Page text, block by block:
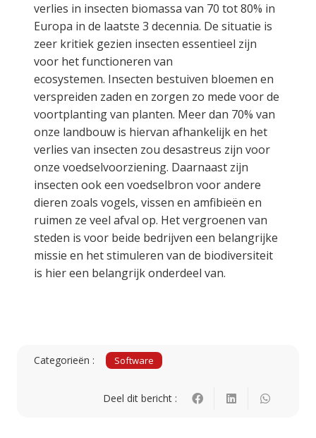
verlies in insecten biomassa van 70 tot 80% in
Europa in de laatste 3 decennia. De situatie is
zeer kritiek gezien insecten essentieel zijn
voor het functioneren van
ecosystemen. Insecten bestuiven bloemen en
verspreiden zaden en zorgen zo mede voor de
voortplanting van planten. Meer dan 70% van
onze landbouw is hiervan afhankelijk en het
verlies van insecten zou desastreus zijn voor
onze voedselvoorziening. Daarnaast zijn
insecten ook een voedselbron voor andere
dieren zoals vogels, vissen en amfibieën en
ruimen ze veel afval op. Het vergroenen van
steden is voor beide bedrijven een belangrijke
missie en het stimuleren van de biodiversiteit
is hier een belangrijk onderdeel van.
Categorieën : Software
Deel dit bericht :